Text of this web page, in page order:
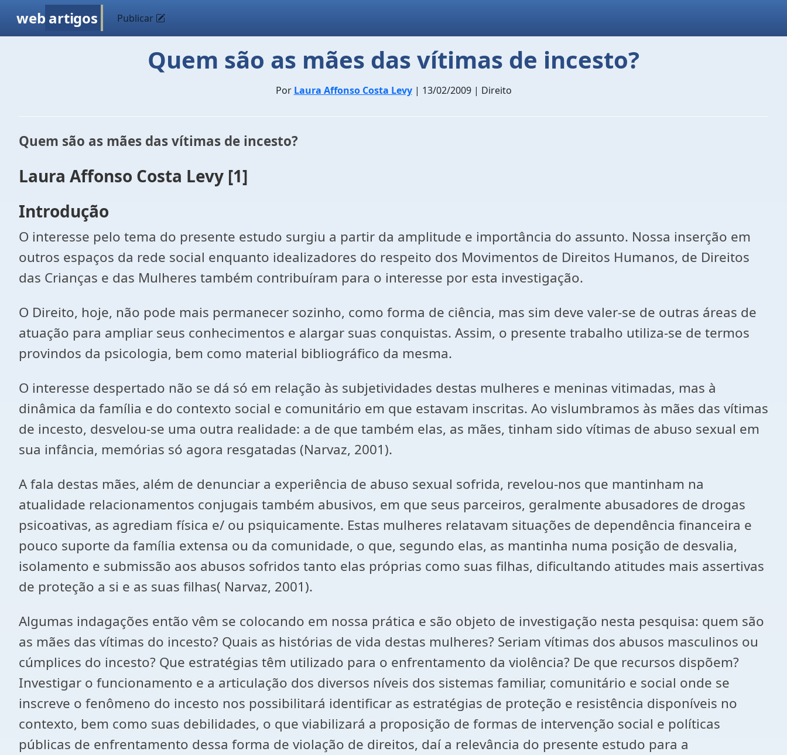
web artigos Publicar
Quem são as mães das vítimas de incesto?
Por Laura Affonso Costa Levy| 13/02/2009 | Direito
Quem são as mães das vítimas de incesto?
Laura Affonso Costa Levy [1]
Introdução
O interesse pelo tema do presente estudo surgiu a partir da amplitude e importância do assunto. Nossa inserção em
outros espaços da rede social enquanto idealizadores do respeito dos Movimentos de Direitos Humanos, de Direitos
das Crianças e das Mulheres também contribuíram para o interesse por esta investigação.
O Direito, hoje, não pode mais permanecer sozinho, como forma de ciência, mas sim deve valer-se de outras áreas de
atuação para ampliar seus conhecimentos e alargar suas conquistas. Assim, o presente trabalho utiliza-se de termos
provindos da psicologia, bem como material bibliográfico da mesma.
O interesse despertado não se dá só em relação às subjetividades destas mulheres e meninas vitimadas, mas à
dinâmica da família e do contexto social e comunitário em que estavam inscritas. Ao vislumbramos às mães das vítimas
de incesto, desvelou-se uma outra realidade: a de que também elas, as mães, tinham sido vítimas de abuso sexual em
sua infância, memórias só agora resgatadas (Narvaz, 2001).
A fala destas mães, além de denunciar a experiência de abuso sexual sofrida, revelou-nos que mantinham na
atualidade relacionamentos conjugais também abusivos, em que seus parceiros, geralmente abusadores de drogas
psicoativas, as agrediam física e/ ou psiquicamente. Estas mulheres relatavam situações de dependência financeira e
pouco suporte da família extensa ou da comunidade, o que, segundo elas, as mantinha numa posição de desvalia,
isolamento e submissão aos abusos sofridos tanto elas próprias como suas filhas, dificultando atitudes mais assertivas
de proteção a si e as suas filhas( Narvaz, 2001).
Algumas indagações então vêm se colocando em nossa prática e são objeto de investigação nesta pesquisa: quem são
as mães das vítimas do incesto? Quais as histórias de vida destas mulheres? Seriam vítimas dos abusos masculinos ou
cúmplices do incesto? Que estratégias têm utilizado para o enfrentamento da violência? De que recursos dispõem?
Investigar o funcionamento e a articulação dos diversos níveis dos sistemas familiar, comunitário e social onde se
inscreve o fenômeno do incesto nos possibilitará identificar as estratégias de proteção e resistência disponíveis no
contexto, bem como suas debilidades, o que viabilizará a proposição de formas de intervenção social e políticas
públicas de enfrentamento dessa forma de violação de direitos, daí a relevância do presente estudo para a